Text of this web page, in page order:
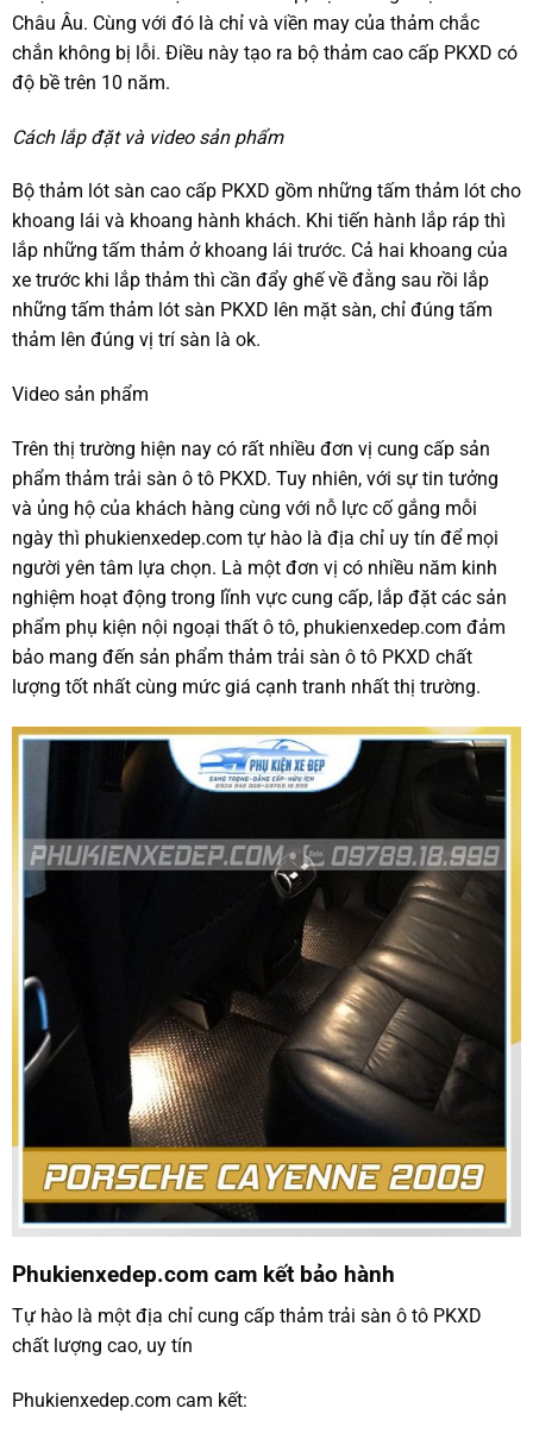
Châu Âu. Cùng với đó là chỉ và viền may của thảm chắc
chắn không bị lỗi. Điều này tạo ra bộ thảm cao cấp PKXD có
độ bề trên 10 năm.
Cách lắp đặt và video sản phẩm
Bộ thảm lót sàn cao cấp PKXD gồm những tấm thảm lót cho
khoang lái và khoang hành khách. Khi tiến hành lắp ráp thì
lắp những tấm thảm ở khoang lái trước. Cả hai khoang của
xe trước khi lắp thảm thì cần đẩy ghế về đằng sau rồi lắp
những tấm thảm lót sàn PKXD lên mặt sàn, chỉ đúng tấm
thảm lên đúng vị trí sàn là ok.
Video sản phẩm
Trên thị trường hiện nay có rất nhiều đơn vị cung cấp sản
phẩm thảm trải sàn ô tô PKXD. Tuy nhiên, với sự tin tưởng
và ủng hộ của khách hàng cùng với nỗ lực cố gắng mỗi
ngày thì phukienxedep.com tự hào là địa chỉ uy tín để mọi
người yên tâm lựa chọn. Là một đơn vị có nhiều năm kinh
nghiệm hoạt động trong lĩnh vực cung cấp, lắp đặt các sản
phẩm phụ kiện nội ngoại thất ô tô, phukienxedep.com đảm
bảo mang đến sản phẩm thảm trải sàn ô tô PKXD chất
lượng tốt nhất cùng mức giá cạnh tranh nhất thị trường.
Phukienxedep.com cam kết bảo hành
Tự hào là một địa chỉ cung cấp thảm trải sàn ô tô PKXD
chất lượng cao, uy tín
Phukienxedep.com cam kết: